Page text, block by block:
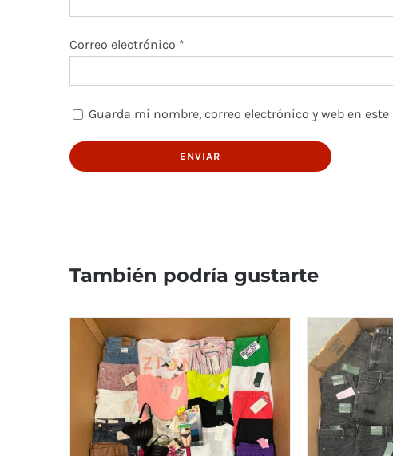
Correo electrónico *
Guarda mi nombre, correo electrónico y web en
También podría gustarte